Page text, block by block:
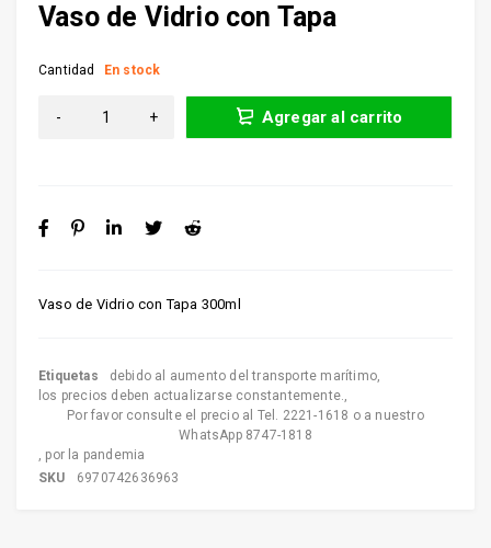
Vaso de Vidrio con Tapa
Vaso de Vidrio con Tapa 300ml
Cantidad En stock
Agregar al carrito
Etiquetas debido al aumento del transporte marítimo,
los precios deben actualizarse constantemente.,
Por favor consulte el precio al Tel. 2221-1618 o a nuestro
WhatsApp 8747-1818
, por la pandemia
SKU
6970742636963